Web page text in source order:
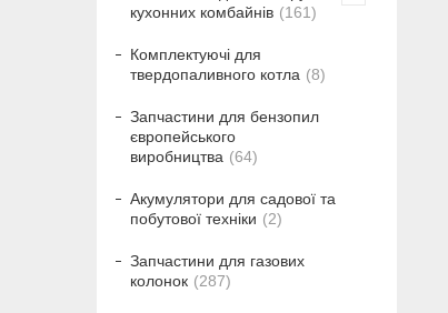
кухонних комбайнів
161
Комплектуючі для
твердопаливного котла
8
Запчастини для бензопил
європейського
виробництва
64
Акумулятори для садової та
побутової техніки
2
Запчастини для газових
колонок
287